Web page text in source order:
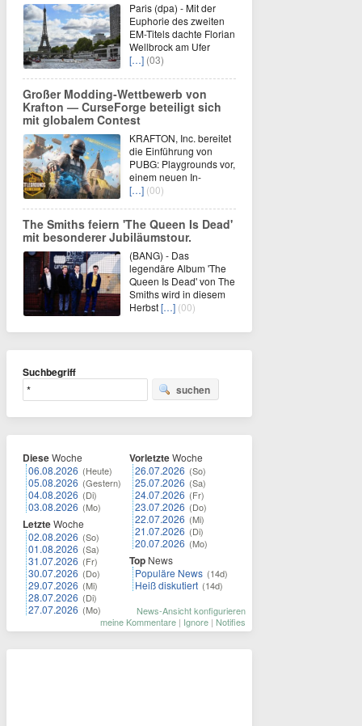
Paris (dpa) - Mit der
Euphorie des zweiten
EM-Titels dachte Florian
Wellbrock am Ufer
[…] (03)
Großer Modding‑Wettbewerb von
Krafton — CurseForge beteiligt sich
mit globalem Contest
KRAFTON, Inc. bereitet
die Einführung von
PUBG: Playgrounds vor,
einem neuen In-
[…] (00)
The Smiths feiern 'The Queen Is Dead'
mit besonderer Jubiläumstour.
(BANG) - Das
legendäre Album 'The
Queen Is Dead' von The
Smiths wird in diesem
Herbst[…] (00)
Suchbegriff
suchen
DieseWoche
06.08.2026 (Heute)
05.08.2026 (Gestern)
04.08.2026 (Di)
03.08.2026 (Mo)
LetzteWoche
02.08.2026 (So)
01.08.2026 (Sa)
31.07.2026 (Fr)
30.07.2026 (Do)
29.07.2026 (Mi)
28.07.2026 (Di)
27.07.2026 (Mo)
VorletzteWoche
26.07.2026 (So)
25.07.2026 (Sa)
24.07.2026 (Fr)
23.07.2026 (Do)
22.07.2026 (Mi)
21.07.2026 (Di)
20.07.2026 (Mo)
Top News
Populäre News (14d)
Heiß diskutiert (14d)
News-Ansicht konfigurieren
meine Kommentare | Ignore | Notifies